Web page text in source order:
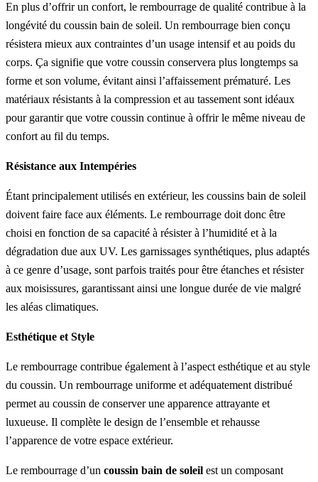
En plus d’offrir un confort, le rembourrage de qualité contribue à la
longévité du coussin bain de soleil. Un rembourrage bien conçu
résistera mieux aux contraintes d’un usage intensif et au poids du
corps. Ça signifie que votre coussin conservera plus longtemps sa
forme et son volume, évitant ainsi l’affaissement prématuré. Les
matériaux résistants à la compression et au tassement sont idéaux
pour garantir que votre coussin continue à offrir le même niveau de
confort au fil du temps.
Résistance aux Intempéries
Étant principalement utilisés en extérieur, les coussins bain de soleil
doivent faire face aux éléments. Le rembourrage doit donc être
choisi en fonction de sa capacité à résister à l’humidité et à la
dégradation due aux UV. Les garnissages synthétiques, plus adaptés
à ce genre d’usage, sont parfois traités pour être étanches et résister
aux moisissures, garantissant ainsi une longue durée de vie malgré
les aléas climatiques.
Esthétique et Style
Le rembourrage contribue également à l’aspect esthétique et au style
du coussin. Un rembourrage uniforme et adéquatement distribué
permet au coussin de conserver une apparence attrayante et
luxueuse. Il complète le design de l’ensemble et rehausse
l’apparence de votre espace extérieur.
Le rembourrage d’un coussin bain de soleil est un composant